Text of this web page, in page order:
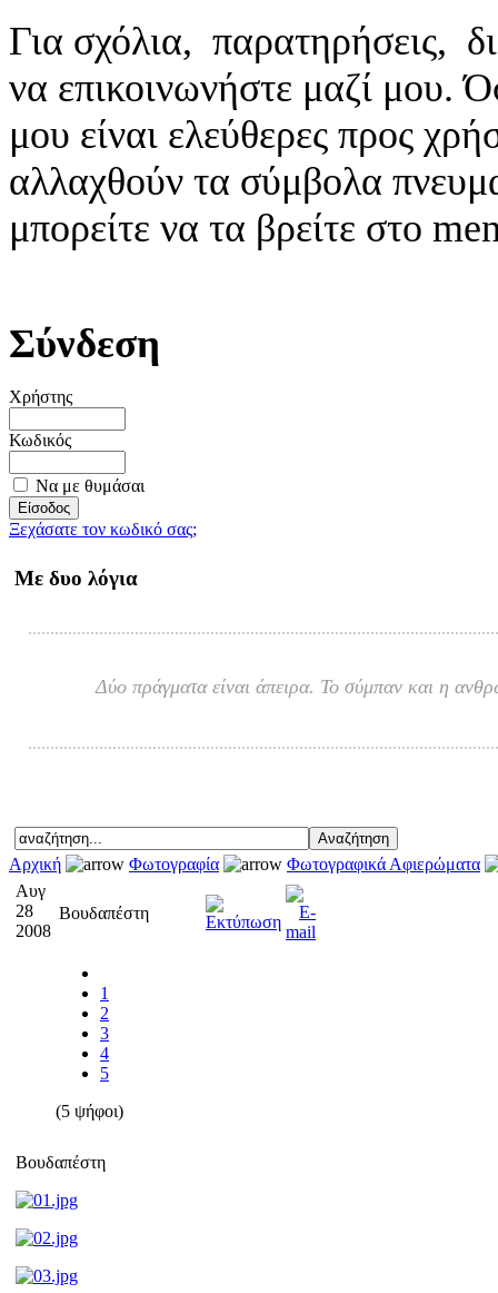
Για σχόλια, παρατηρήσεις,
να επικοινωνήστε μαζί μου.
μου είναι ελεύθερες προς
αλλαχθούν τα σύμβολα
μπορείτε να τα βρείτε στο
Σύνδεση
Χρήστης
Κωδικός
Να με θυμάσαι
Ξεχάσατε τον κωδικό σας;
Με δυο λόγια
Δύο πράγματα είναι άπειρα. Το σύμπαν και η
Αρχική Φωτογραφία
Φωτογραφικά Αφιερώματα
Αυγ
28
2008
Βουδαπέστη
1
2
3
4
5
(5 ψήφοι)
Βουδαπέστη